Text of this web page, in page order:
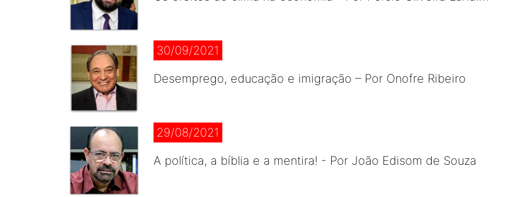
30/09/2021
Desemprego, educação e imigração – Por Onofre Ribeiro
29/08/2021
A política, a bíblia e a mentira! - Por João Edisom de Souza